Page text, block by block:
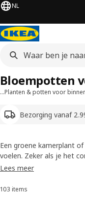
NL
…Planten & potten voor
Bezorging vanaf
Bloempotten
Een groene kamerplant
voelen. Zeker als je het
helemaal afmaakt. Bij
materialen. Zo verwerk je
Lees meer
Sorteren en
103 items